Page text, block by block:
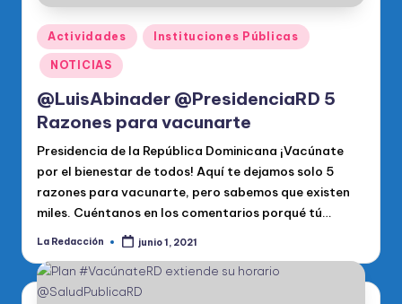
Publicado
en
Actividades Instituciones Públicas
NOTICIAS
@LuisAbinader @PresidenciaRD 5
Razones para vacunarte
Presidencia de la República Dominicana ¡Vacúnate
por el bienestar de todos! Aquí te dejamos solo 5
razones para vacunarte, pero sabemos que existen
miles. Cuéntanos en los comentarios porqué tú…
Publicado
La Redacción junio 1, 2021